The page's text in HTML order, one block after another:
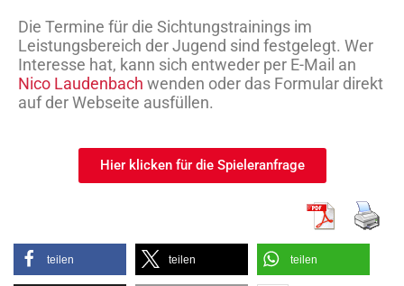
Die Termine für die Sichtungstrainings im
Leistungsbereich der Jugend sind festgelegt. Wer
Interesse hat, kann sich entweder per E-Mail an
Nico Laudenbach wenden oder das Formular direkt
auf der Webseite ausfüllen.
Hier klicken für die Spieleranfrage
teilen teilen teilen